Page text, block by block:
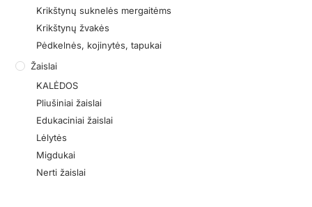
Krikštynų suknelės mergaitėms
Krikštynų žvakės
Pėdkelnės, kojinytės, tapukai
Žaislai
KALĖDOS
Pliušiniai žaislai
Edukaciniai žaislai
Lėlytės
Migdukai
Nerti žaislai